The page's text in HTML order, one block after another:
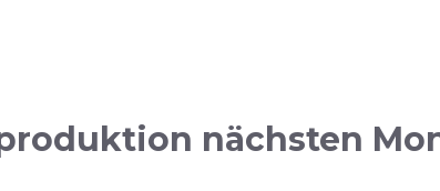
nächsten